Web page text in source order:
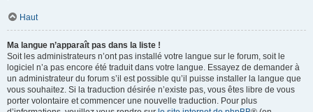
Haut
Ma langue n’apparaît pas dans la liste !
Soit les administrateurs n’ont pas installé votre langue sur le forum, soit le
logiciel n’a pas encore été traduit dans votre langue. Essayez de demander à
un administrateur du forum s’il est possible qu’il puisse installer la langue que
vous souhaitez. Si la traduction désirée n’existe pas, vous êtes libre de vous
porter volontaire et commencer une nouvelle traduction. Pour plus